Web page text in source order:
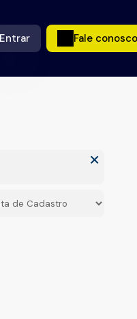
Fale conosco
Entrar